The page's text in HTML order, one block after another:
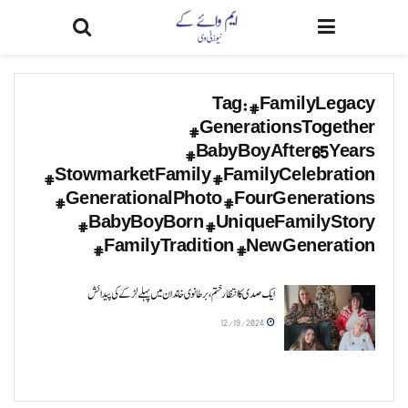
Tag:#FamilyLegacy
#GenerationsTogether
#BabyBoyAfter65Years
#StowmarketFamily #FamilyCelebration
#GenerationalPhoto #FourGenerations
#BabyBoyBorn #UniqueFamilyStory
#FamilyTradition #NewGeneration
ایک صدی کا انتظار ختم، برطانوی خاندان میں پہلے لڑکے کی پیدائش